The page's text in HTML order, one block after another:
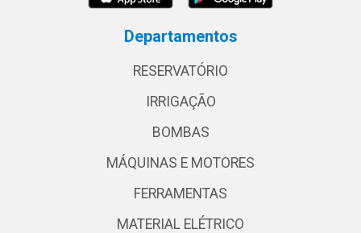
Departamentos
RESERVATÓRIO
IRRIGAÇÃO
BOMBAS
MÁQUINAS E MOTORES
FERRAMENTAS
MATERIAL ELÉTRICO